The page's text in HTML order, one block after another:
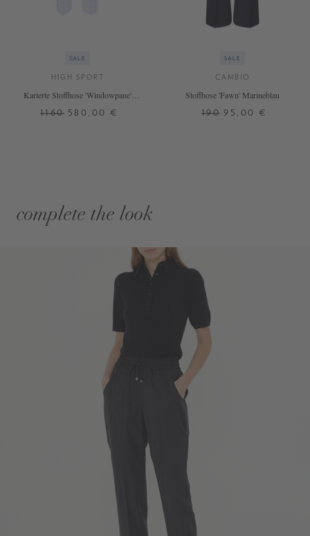
SALE
HIGH SPORT
Karierte Stoffhose 'Windowpane'
1160 580,00 €
SALE
CAMBIO
Stoffhose 'Fawn' Marineblau
190 95,00 €
complete the look